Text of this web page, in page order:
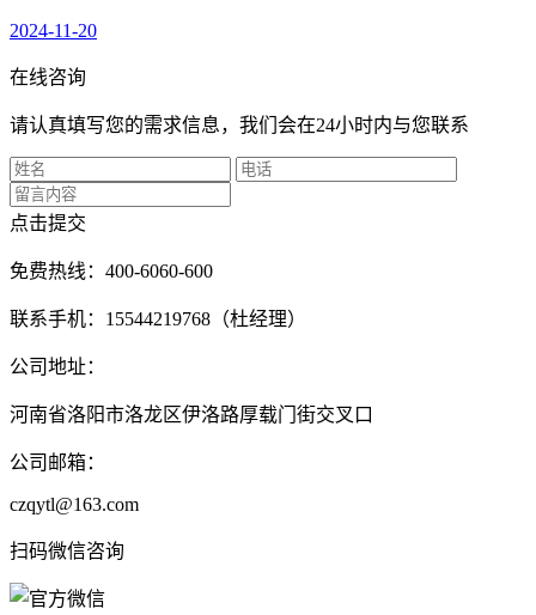
2024-11-20
在线咨询
请认真填写您的需求信息，我们会在24小时内与您联系
点击提交
免费热线：400-6060-600
联系手机：15544219768（杜经理）
公司地址：
河南省洛阳市洛龙区伊洛路厚载门街交叉口
公司邮箱：
czqytl@163.com
扫码微信咨询